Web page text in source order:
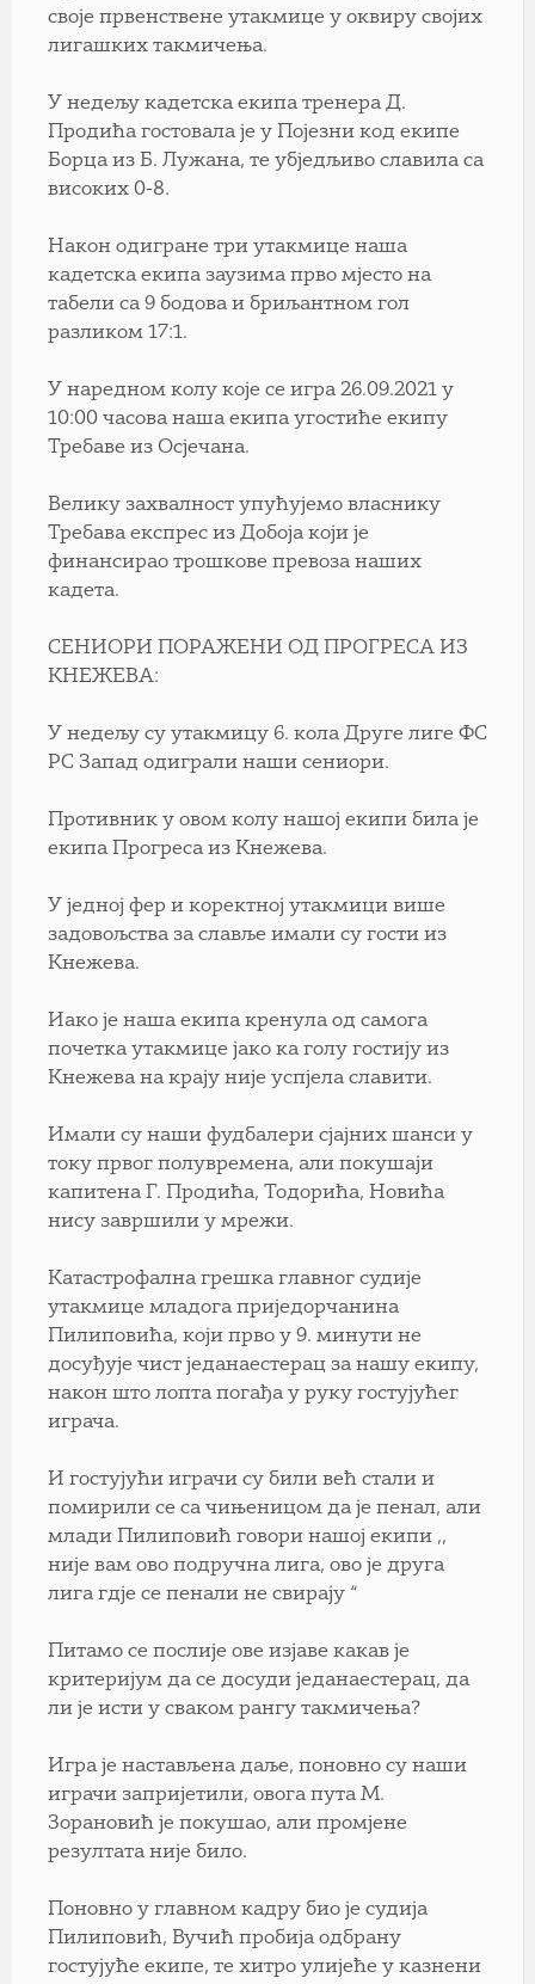
своје првенствене утакмице у оквиру својих
лигашких такмичења.
У недељу кадетска екипа тренера Д.
Продића гостовала је у Појезни код екипе
Борца из Б. Лужана, те убједљиво славила са
високих 0-8.
Након одигране три утакмице наша
кадетска екипа заузима прво мјесто на
табели са 9 бодова и бриљантном гол
разликом 17:1.
У наредном колу које се игра 26.09.2021 у
10:00 часова наша екипа угостиће екипу
Требаве из Осјечана.
Велику захвалност упућујемо власнику
Требава експрес из Добоја који је
финансирао трошкове превоза наших
кадета.
СЕНИОРИ ПОРАЖЕНИ ОД ПРОГРЕСА ИЗ
КНЕЖЕВА:
У недељу су утакмицу 6. кола Друге лиге ФС
РС Запад одиграли наши сениори.
Противник у овом колу нашој екипи била је
екипа Прогреса из Кнежева.
У једној фер и коректној утакмици више
задовољства за славље имали су гости из
Кнежева.
Иако је наша екипа кренула од самога
почетка утакмице јако ка голу гостију из
Кнежева на крају није успјела славити.
Имали су наши фудбалери сјајних шанси у
току првог полувремена, али покушаји
капитена Г. Продића, Тодорића, Новића
нису завршили у мрежи.
Катастрофална грешка главног судије
утакмице младога приједорчанина
Пилиповића, који прво у 9. минути не
досуђује чист једанаестерац за нашу екипу,
након што лопта погађа у руку гостујућег
играча.
И гостујући играчи су били већ стали и
помирили се са чињеницом да је пенал, али
млади Пилиповић говори нашој екипи ,,
није вам ово подручна лига, ово је друга
лига гдје се пенали не свирају “
Питамо се послије ове изјаве какав је
критеријум да се досуди једанаестерац, да
ли је исти у сваком рангу такмичења?
Игра је настављена даље, поновно су наши
играчи запријетили, овога пута М.
Зорановић је покушао, али промјене
резултата није било.
Поновно у главном кадру био је судија
Пилиповић, Вучић пробија одбрану
гостујуће екипе, те хитро улијеће у казнени